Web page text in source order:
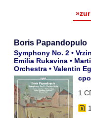
Boris Papandopulo
Symphony No. 2 •
Emilia Rukavina •
Orchestra • Valentin
1